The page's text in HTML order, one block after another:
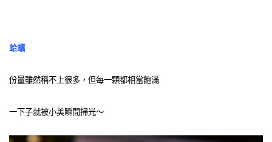
蛤蠣
份量雖然稱不上很多，但每一顆都相當飽滿
一下子就被小美瞬間掃光～